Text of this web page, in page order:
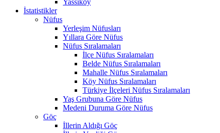
İstatistikler
Nüfus
Yerleşim Nüfusları
Yıllara Göre Nüfus
Nüfus Sıralamaları
İlçe Nüfus Sıralamaları
Belde Nüfus Sıralamaları
Mahalle Nüfus Sıralamaları
Köy Nüfus Sıralamaları
Türkiye İlçeleri Nüfus Sıralamaları
Yaş Grubuna Göre Nüfus
Medeni Duruma Göre Nüfus
Göç
İllerin Aldığı Göç